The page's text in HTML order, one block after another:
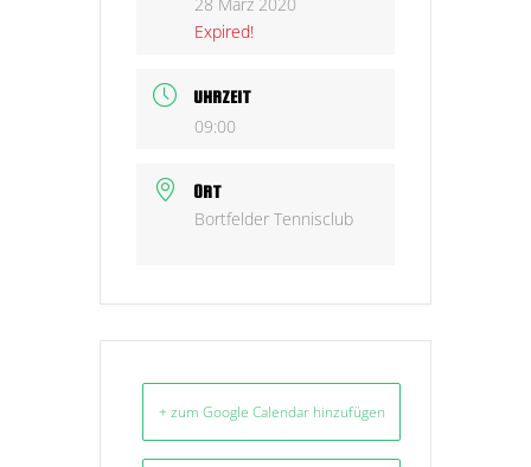
Expired!
UHRZEIT
09:00
ORT
Bortfelder Tennisclub
+ zum Google Calendar hinzufügen